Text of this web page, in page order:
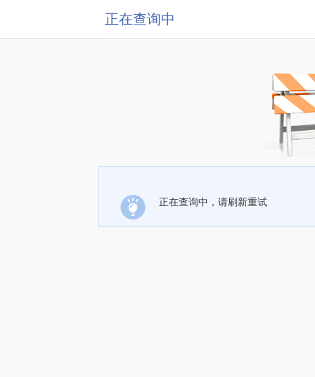
正在查询中
正在查询中，请刷新重试